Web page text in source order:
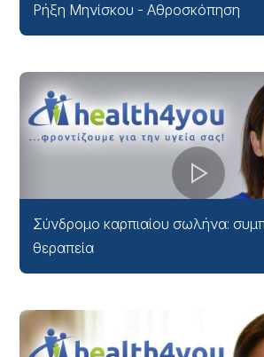
Ρήξη Μηνίσκου - Αθροσκόπηση
Σύνδρομο καρπιαίου σωλήνα:
θεραπεία